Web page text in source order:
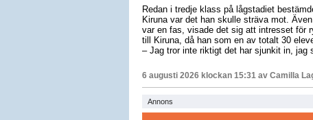
Redan i tredje klass på lågstadiet
Kiruna var det han skulle sträva mot.
var en fas, visade det sig att intresset för
till Kiruna, då han som en av totalt 30
– Jag tror inte riktigt det har sjunkit in, jag
6 augusti 2026 klockan 15:31 av Camilla
Annons